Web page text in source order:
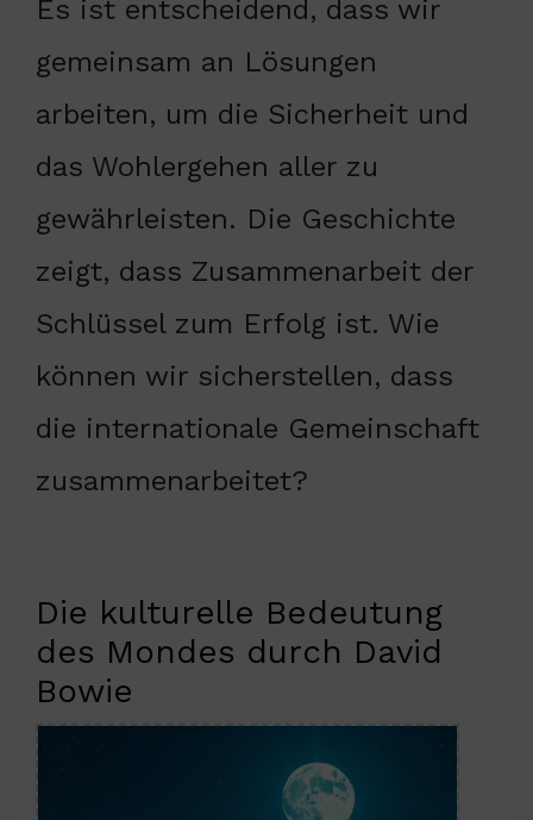
Es ist entscheidend, dass wir
gemeinsam an Lösungen
arbeiten, um die Sicherheit und
das Wohlergehen aller zu
gewährleisten. Die Geschichte
zeigt, dass Zusammenarbeit der
Schlüssel zum Erfolg ist. Wie
können wir sicherstellen, dass
die internationale Gemeinschaft
zusammenarbeitet?
Die kulturelle Bedeutung
des Mondes durch David
Bowie